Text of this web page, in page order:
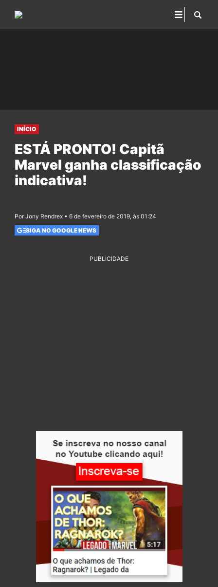
INÍCIO
ESTÁ PRONTO! Capitã
Marvel ganha classificação
indicativa!
Por Jony Rendrex • 6 de fevereiro de 2019, às 01:24
SIGA NO GOOGLE NEWS
PUBLICIDADE